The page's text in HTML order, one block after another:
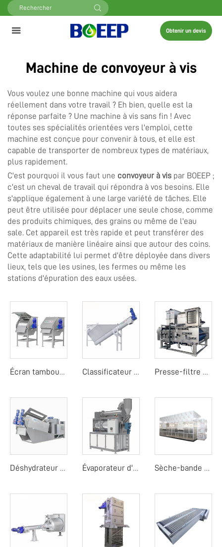
Obtenir un devis
Machine de convoyeur à vis
Vous voulez une bonne machine qui vous aidera
réellement dans votre travail ? Eh bien, quelle est la
réponse parfaite ? Une machine à vis sans fin ! Avec
toutes ses spécialités orientées vers l'emploi, cette
machine est conçue pour convenir à tous, et elle est
capable de transporter de nombreux types de matériaux,
plus rapidement.
C'est pourquoi il vous faut une convoyeur à vis par BOEEP ;
c'est un cheval de travail qui répondra à vos besoins. Elle
s'applique également à une large variété de tâches. Elle
peut être utilisée pour déplacer une seule chose, comme
des produits chimiques, des grains ou même de l'eau
sale. Cet appareil est très rapide et peut transférer des
matériaux de manière linéaire ainsi que autour des coins.
Cette adaptabilité lui permet d'être déployée dans divers
lieux, tels que les usines, les fermes ou même les
stations d'épuration des eaux usées.
Écran tambour rotatif externe Classificateur de sable Presse-filtre à tambour rotatif
Déshydrateur à vis sans fin Évaporateur d'eaux usées Sèche-bande à pompe à chaleur à basse température